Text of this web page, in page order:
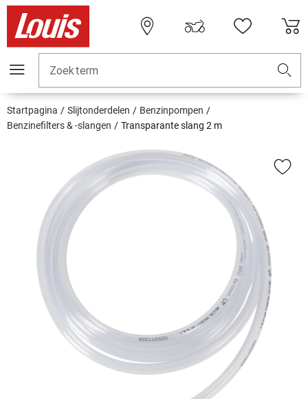
Zoekterm
Startpagina Slijtonderdelen
Benzinpompen
Benzinefilters & -slangen
Transparante slang 2 m